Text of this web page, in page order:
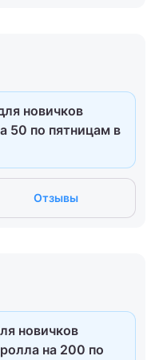
новичков
50 по пятницам в
Отзывы
новичков
на 200 по